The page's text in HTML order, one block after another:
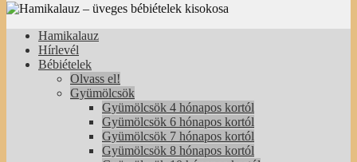
Hamikalauz
Hírlevél
Bébiételek
Olvass el!
Gyümölcsök
Gyümölcsök 4 hónapos kortól
Gyümölcsök 6 hónapos kortól
Gyümölcsök 7 hónapos kortól
Gyümölcsök 8 hónapos kortól